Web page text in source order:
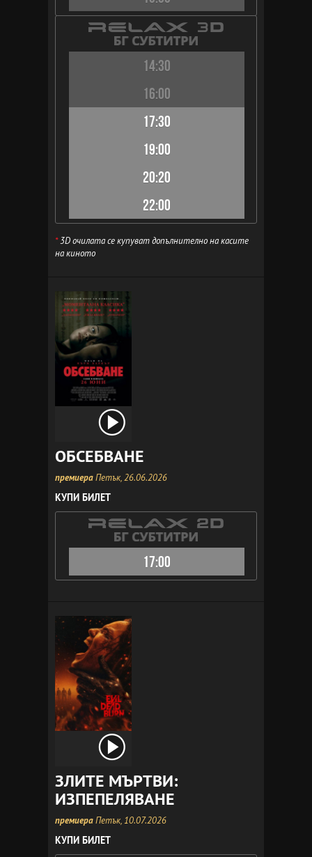
14:30
16:00
17:30
19:00
20:20
22:00
*3D очилата се купуват допълнително на касите
на киното
ОБСЕБВАНЕ
премиераПетък, 26.06.2026
КУПИ БИЛЕТ
17:00
ЗЛИТЕ МЪРТВИ:
ИЗПЕПЕЛЯВАНЕ
премиераПетък, 10.07.2026
КУПИ БИЛЕТ